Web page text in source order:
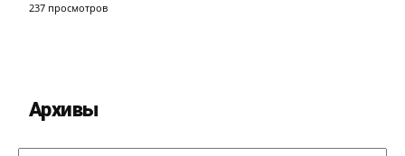
237 просмотров
Архивы
Архивы